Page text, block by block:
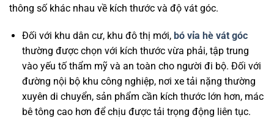
thông số khác nhau về kích thước và độ vát góc.
Đối với khu dân cư, khu đô thị mới, bó vỉa hè vát góc
thường được chọn với kích thước vừa phải, tập trung
vào yếu tố thẩm mỹ và an toàn cho người đi bộ. Đối với
đường nội bộ khu công nghiệp, nơi xe tải nặng thường
xuyên di chuyển, sản phẩm cần kích thước lớn hơn, mác
bê tông cao hơn để chịu được tải trọng động liên tục.